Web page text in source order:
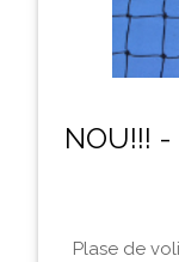
NOU!!!
Plase de